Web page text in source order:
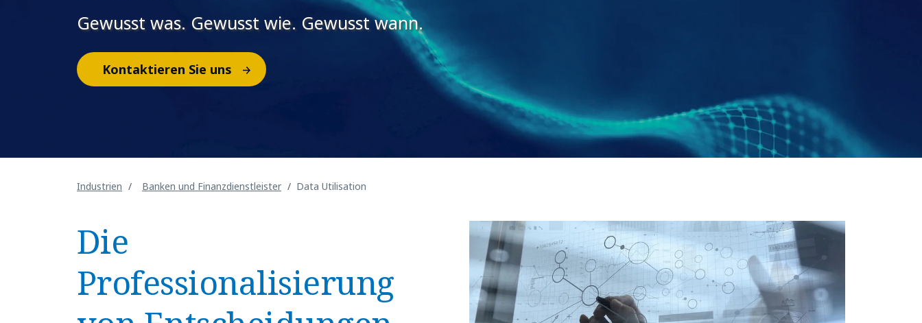
Gewusst was. Gewusst wie. Gewusst wann.
Kontaktieren Sie uns
Industrien Banken und Finanzdienstleister Data Utilisation
Die
Professionalisierung